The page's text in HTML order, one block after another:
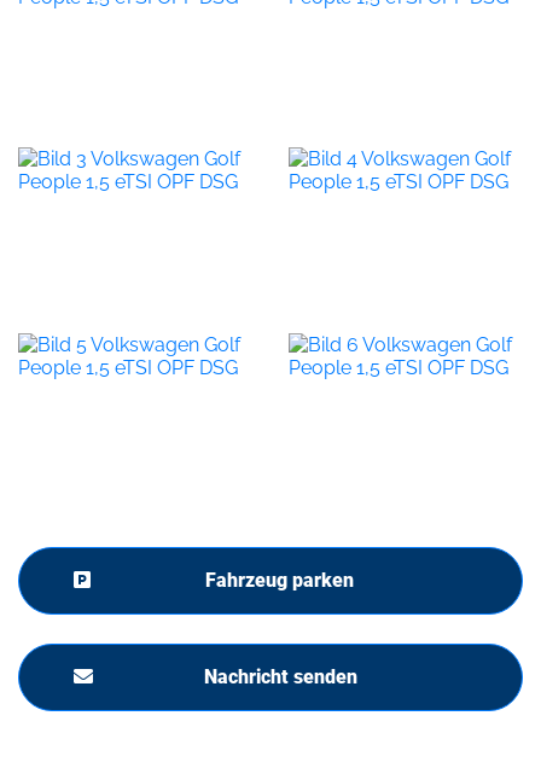
Fahrzeug parken
Nachricht senden